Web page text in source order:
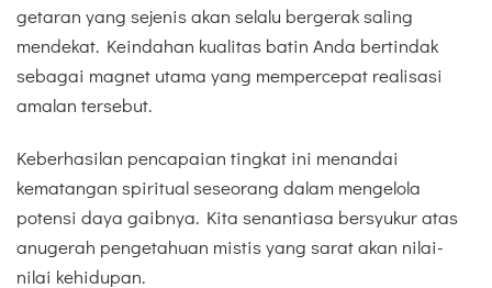
getaran yang sejenis akan selalu bergerak saling
mendekat. Keindahan kualitas batin Anda bertindak
sebagai magnet utama yang mempercepat realisasi
amalan tersebut.
Keberhasilan pencapaian tingkat ini menandai
kematangan spiritual seseorang dalam mengelola
potensi daya gaibnya. Kita senantiasa bersyukur atas
anugerah pengetahuan mistis yang sarat akan nilai-
nilai kehidupan.